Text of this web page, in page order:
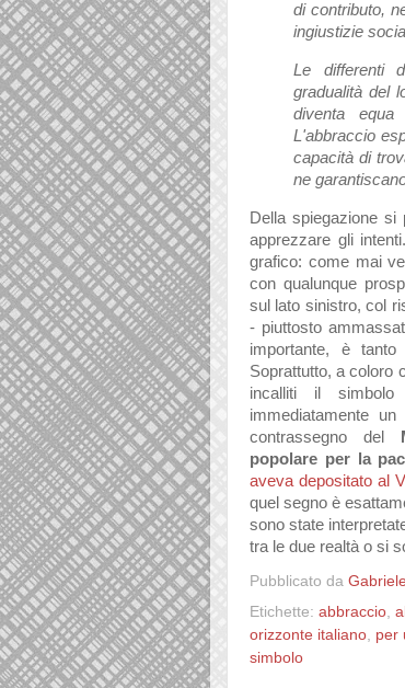
di contributo,
ingiustizie
Le differenti
gradualità del
diventa equa
L'abbraccio
capacità di
ne
Della spiegazione
apprezzare gli
grafico: come mai
con qualunque
sul lato sinistro, col
- piuttosto
importante, è
Soprattutto, a coloro
incalliti il
immediatamente
contrassegno del
popolare per la
aveva depositato al
quel segno è
sono state
tra le due realtà o si
Pubblicato da
Etichette: abbraccio,
orizzonte italiano, per
simbolo